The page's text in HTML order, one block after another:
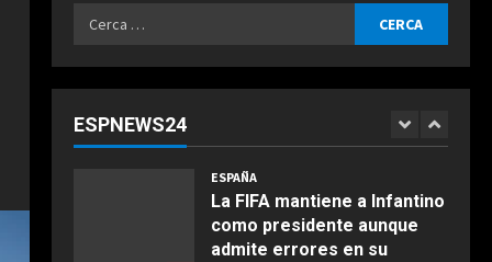
Ricerca
ESPNEWS24
Agosto 6, 2026
1
intención de Infantino de
merecemos”
Agosto 6, 2026
ESPAÑA
La FIFA mantiene a Infantino
como presidente aunque
admite errores en su
COCINA
Ensalada de espinacas
deliciosa
Maggio 28, 2026